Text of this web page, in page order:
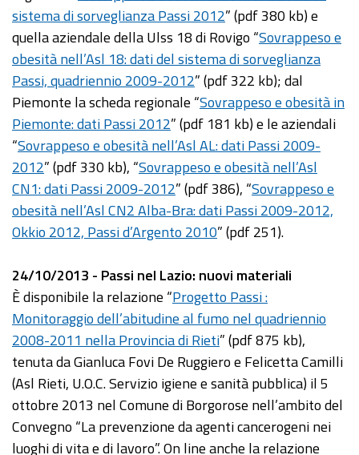
sistema di sorveglianza Passi 2012” (pdf 380 kb) e
quella aziendale della Ulss 18 di Rovigo “Sovrappeso e
obesità nell’Asl 18: dati del sistema di sorveglianza
Passi, quadriennio 2009-2012” (pdf 322 kb); dal
Piemonte la scheda regionale “Sovrappeso e obesità in
Piemonte: dati Passi 2012” (pdf 181 kb) e le aziendali
“Sovrappeso e obesità nell’Asl AL: dati Passi 2009-
2012” (pdf 330 kb), “Sovrappeso e obesità nell’Asl
CN1: dati Passi 2009-2012” (pdf 386), “Sovrappeso e
obesità nell’Asl CN2 Alba-Bra: dati Passi 2009-2012,
Okkio 2012, Passi d’Argento 2010” (pdf 251).
24/10/2013 - Passi nel Lazio: nuovi materiali
È disponibile la relazione “Progetto Passi :
Monitoraggio dell’abitudine al fumo nel quadriennio
2008-2011 nella Provincia di Rieti” (pdf 875 kb),
tenuta da Gianluca Fovi De Ruggiero e Felicetta Camilli
(Asl Rieti, U.O.C. Servizio igiene e sanità pubblica) il 5
ottobre 2013 nel Comune di Borgorose nell’ambito del
Convegno “La prevenzione da agenti cancerogeni nei
luoghi di vita e di lavoro”. On line anche la relazione